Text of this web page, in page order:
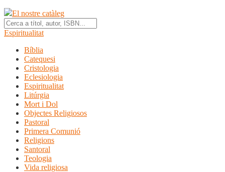
El nostre catàleg
Espiritualitat
Bíblia
Catequesi
Cristologia
Eclesiologia
Espiritualitat
Litúrgia
Mort i Dol
Objectes Religiosos
Pastoral
Primera Comunió
Religions
Santoral
Teologia
Vida religiosa